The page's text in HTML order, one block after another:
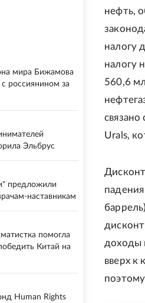
нефть,
налогу
налогу
560,6
Urals,
доходы
вверх к
мира Бижамова
россиянином за
Эльбрус
предложили
наставникам
помогла
Китай на
Human Rights